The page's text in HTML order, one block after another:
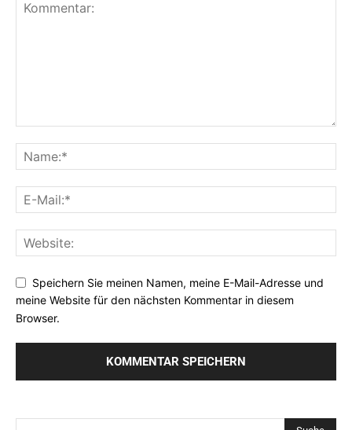
Speichern Sie meinen Namen, meine E-Mail-Adresse und
meine Website für den nächsten Kommentar in diesem
Browser.